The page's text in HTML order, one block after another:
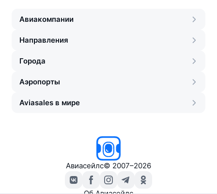
Авиакомпании
Направления
Города
Аэропорты
Aviasales в мире
Авиасейлс© 2007–2026